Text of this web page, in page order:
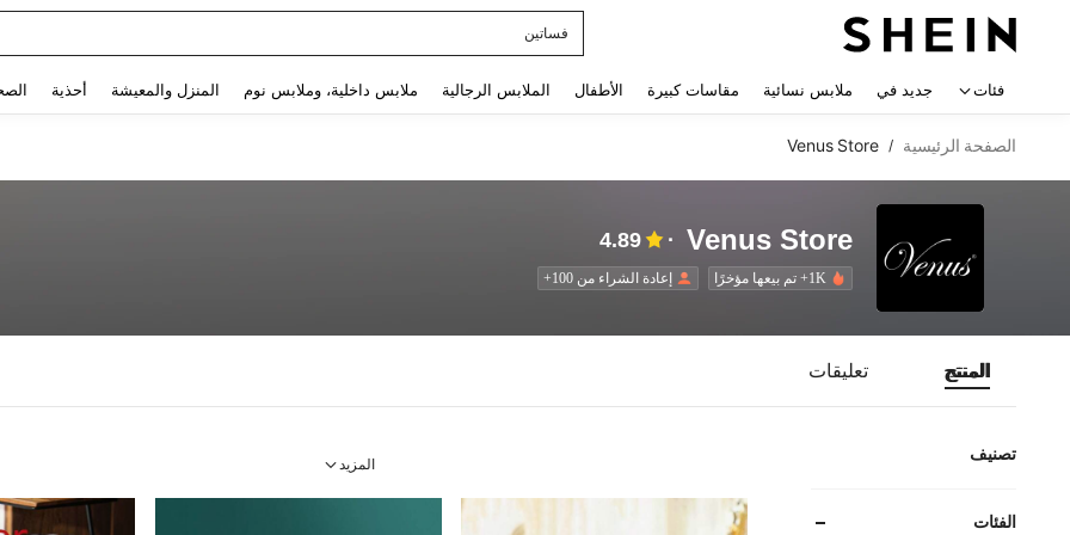
فساتين
فئات جديد في ملابس نسائية مقاسات كبيرة الأطفال الملابس الرجالية ملابس داخلية، وملابس نوم المنزل والمعيشة أحذية
الصفحة الرئيسية /
Venus Store
Venus Store
4.89
1K+ تم بيعها مؤخرًا إعادة الشراء من 100+
المنتج تعليقات
تصنيف
الفئات
المزيد